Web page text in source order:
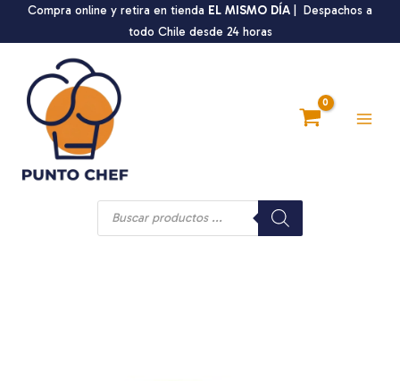
Compra online y retira en tienda EL MISMO DÍA | Despachos a
todo Chile desde 24 horas
Búsqueda